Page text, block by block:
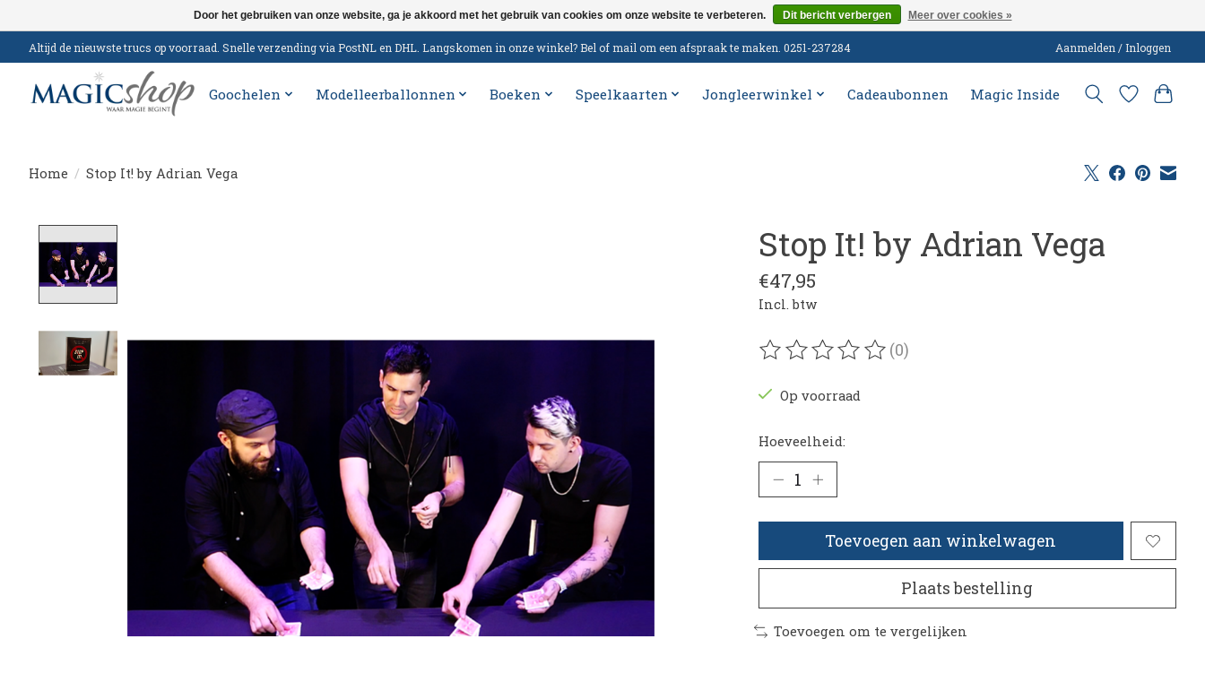
Altijd de nieuwste trucs op voorraad. Snelle verzending via PostNL en DHL. Langskomen in onze winkel? Bel of mail om een afspraak te maken. 0251-237284 Aanmelden / Inloggen
Goochelen Modelleerballonnen Boeken Speelkaarten Jongleerwinkel Cadeaubonnen Magic Inside
Home / Stop It! by Adrian Vega
Stop It! by Adrian Vega
€47,95
Incl. btw
De beoordeling van dit product is
(0)
Op voorraad
Hoeveelheid:
Toevoegen aan winkelwagen
Plaats bestelling
Toevoegen om te vergelijken
Door het gebruiken van onze website, ga je akkoord met het gebruik van cookies om onze website te verbeteren. Dit bericht verbergen Meer over cookies »